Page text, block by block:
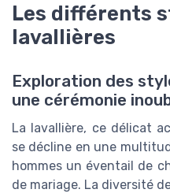
Les différents
lavallières
Exploration des
une cérémonie
La lavallière, ce délicat
se décline en une
hommes un éventail de
de mariage. La diversité